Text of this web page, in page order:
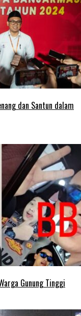
dan Santun dalam
Gunung Tinggi